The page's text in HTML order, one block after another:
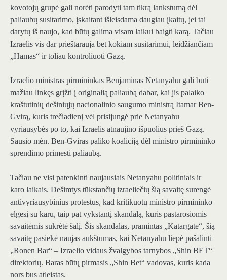
kovotojų grupė gali norėti parodyti tam tikrą lankstumą dėl
paliaubų susitarimo, įskaitant išleisdama daugiau įkaitų, jei tai
darytų iš naujo, kad būtų galima visam laikui baigti karą. Tačiau
Izraelis vis dar prieštarauja bet kokiam susitarimui, leidžiančiam
„Hamas“ ir toliau kontroliuoti Gazą.
Izraelio ministras pirmininkas Benjaminas Netanyahu gali būti
mažiau linkęs grįžti į originalią paliaubą dabar, kai jis palaiko
kraštutinių dešiniųjų nacionalinio saugumo ministrą Itamar Ben-
Gvirą, kuris trečiadienį vėl prisijungė prie Netanyahu
vyriausybės po to, kai Izraelis atnaujino išpuolius prieš Gazą.
Sausio mėn. Ben-Gviras paliko koaliciją dėl ministro pirmininko
sprendimo primesti paliaubą.
Tačiau ne visi patenkinti naujausiais Netanyahu politiniais ir
karo laikais. Dešimtys tūkstančių izraeliečių šią savaitę surengė
antivyriausybinius protestus, kad kritikuotų ministro pirmininko
elgesį su karu, taip pat vykstantį skandalą, kuris pastarosiomis
savaitėmis sukrėtė šalį. Šis skandalas, pramintas „Katargate“, šią
savaitę pasiekė naujas aukštumas, kai Netanyahu liepė pašalinti
„Ronen Bar“ – Izraelio vidaus žvalgybos tarnybos „Shin BET“
direktorių. Baras būtų pirmasis „Shin Bet“ vadovas, kuris kada
nors bus atleistas.